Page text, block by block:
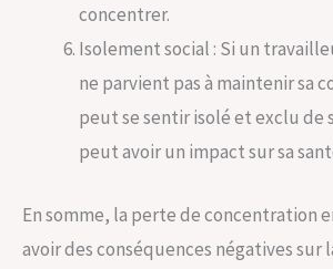
concentrer.
Isolement social : Si un
ne parvient pas à maintenir sa
peut se sentir isolé et exclu de
peut avoir un impact sur sa
En somme, la perte de concentration
avoir des conséquences négatives